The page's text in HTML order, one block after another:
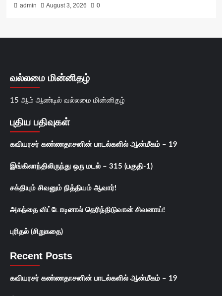
admin August 3, 2026 0
வல்லமை மின்னிதழ்
15 ஆம் ஆண்டில் வல்லமை மின்னிதழ்
புதிய பதிவுகள்
கவியரசர் கண்ணதாசனின் பாடல்களில் ஆன்மீகம் – 19
இங்கிலாந்திலிருந்து ஒரு மடல் – 315 (பகுதி-1)
சக்தியும் சிவனும் நித்தியம் ஆவார்!
அகந்தை விட்டோடினால் தெரிந்திடுவான் சிவனாய்!
புரிதல் (சிறுகதை)
Recent Posts
கவியரசர் கண்ணதாசனின் பாடல்களில் ஆன்மீகம் – 19